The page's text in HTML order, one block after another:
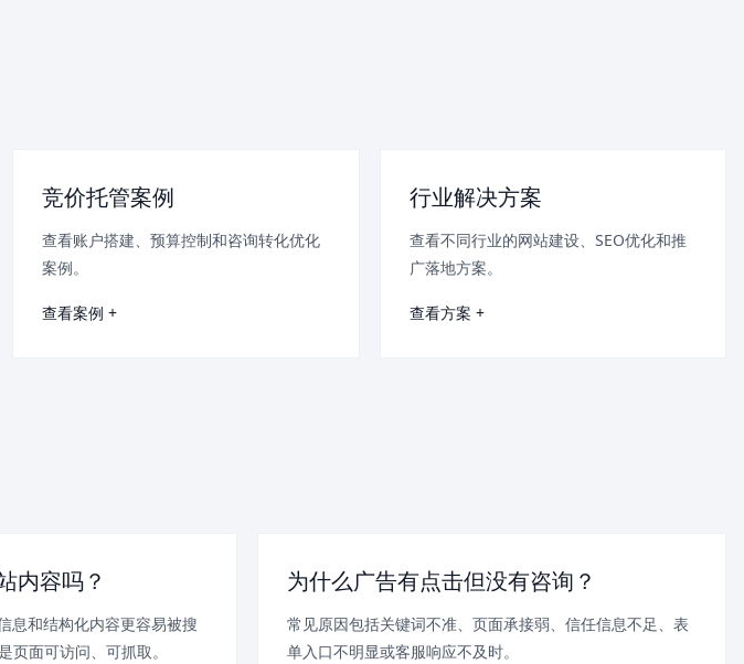
竞价托管案例
查看账户搭建、预算控制和咨询转化优化
案例。
查看案例 +
行业解决方案
查看不同行业的网站建设、SEO优化和推
广落地方案。
查看方案 +
内容吗？
息和结构化内容更容易被搜
页面可访问、可抓取。
为什么广告有点击但没有咨询？
常见原因包括关键词不准、页面承接弱、信任信息不足、表
单入口不明显或客服响应不及时。